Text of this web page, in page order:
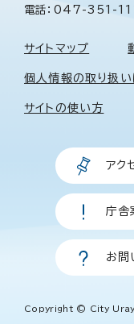
電話：047-351-
サイトマップ
個人情報の取り扱い
サイトの使い方
アク
庁舎
お問
Copyright © City